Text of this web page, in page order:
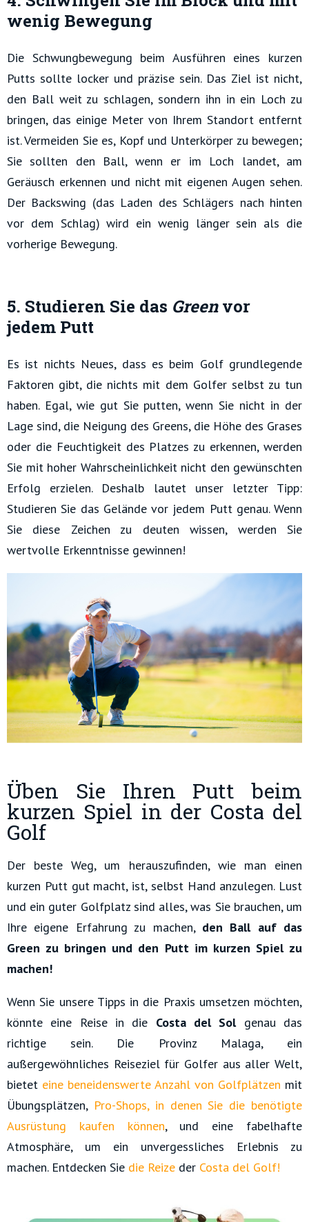
wenig Bewegung
Die Schwungbewegung beim Ausführen eines kurzen
Putts sollte locker und präzise sein. Das Ziel ist nicht,
den Ball weit zu schlagen, sondern ihn in ein Loch zu
bringen, das einige Meter von Ihrem Standort entfernt
ist. Vermeiden Sie es, Kopf und Unterkörper zu bewegen;
Sie sollten den Ball, wenn er im Loch landet, am
Geräusch erkennen und nicht mit eigenen Augen sehen.
Der Backswing (das Laden des Schlägers nach hinten
vor dem Schlag) wird ein wenig länger sein als die
vorherige Bewegung.
5. Studieren Sie das Greenvor
jedem Putt
Es ist nichts Neues, dass es beim Golf grundlegende
Faktoren gibt, die nichts mit dem Golfer selbst zu tun
haben. Egal, wie gut Sie putten, wenn Sie nicht in der
Lage sind, die Neigung des Greens, die Höhe des Grases
oder die Feuchtigkeit des Platzes zu erkennen, werden
Sie mit hoher Wahrscheinlichkeit nicht den gewünschten
Erfolg erzielen. Deshalb lautet unser letzter Tipp:
Studieren Sie das Gelände vor jedem Putt genau. Wenn
Sie diese Zeichen zu deuten wissen, werden Sie
wertvolle Erkenntnisse gewinnen!
Üben Sie Ihren Putt beim
kurzen Spiel in der Costa del
Golf
Der beste Weg, um herauszufinden, wie man einen
kurzen Putt gut macht, ist, selbst Hand anzulegen. Lust
und ein guter Golfplatz sind alles, was Sie brauchen, um
Ihre eigene Erfahrung zu machen, den Ball auf das
Green zu bringen und den Putt im kurzen Spiel zu
machen!
Wenn Sie unsere Tipps in die Praxis umsetzen möchten,
könnte eine Reise in die Costa del Solgenau das
richtige sein. Die Provinz Malaga, ein
außergewöhnliches Reiseziel für Golfer aus aller Welt,
bietet eine beneidenswerte Anzahl von Golfplätzen mit
Übungsplätzen, Pro-Shops, in denen Sie die benötigte
Ausrüstung kaufen können, und eine fabelhafte
Atmosphäre, um ein unvergessliches Erlebnis zu
machen. Entdecken Sie die Reize der Costa del Golf!